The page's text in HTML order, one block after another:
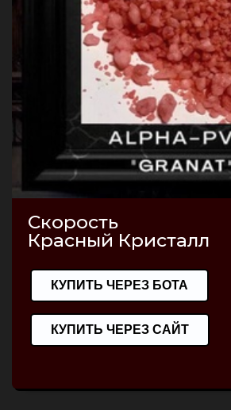
Скорость
Красный Кристалл
КУПИТЬ ЧЕРЕЗ БОТА
КУПИТЬ ЧЕРЕЗ САЙТ